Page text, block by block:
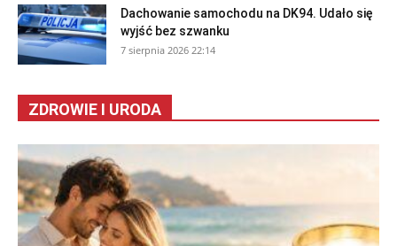
Dachowanie samochodu na DK94. Udało się
wyjść bez szwanku
7 sierpnia 2026 22:14
ZDROWIE I URODA